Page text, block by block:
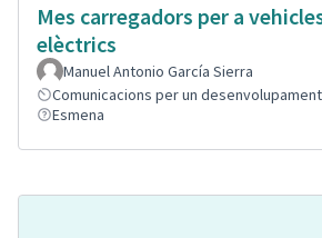
Mes carregadors per a
elèctrics
Manuel Antonio García Sierra
Comunicacions per un
Esmena